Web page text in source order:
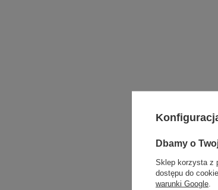
Dbamy o
Sklep korzysta z
dostępu do
warunki Google